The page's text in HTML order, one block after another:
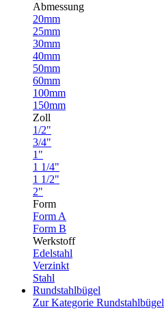
Abmessung
20mm
25mm
30mm
40mm
50mm
60mm
100mm
150mm
Zoll
1/2"
3/4"
1"
1 1/4"
1 1/2"
2"
Form
Form A
Form B
Werkstoff
Edelstahl
Verzinkt
Stahl
Rundstahlbügel
Zur Kategorie Rundstahlbügel